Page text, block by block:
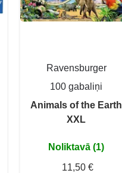
Ravensburger
100 gabaliņi
Animals of the Earth
XXL
Noliktavā (1)
11,50 €